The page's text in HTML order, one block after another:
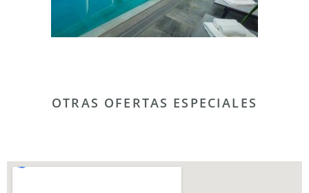
OTRAS OFERTAS ESPECIALES